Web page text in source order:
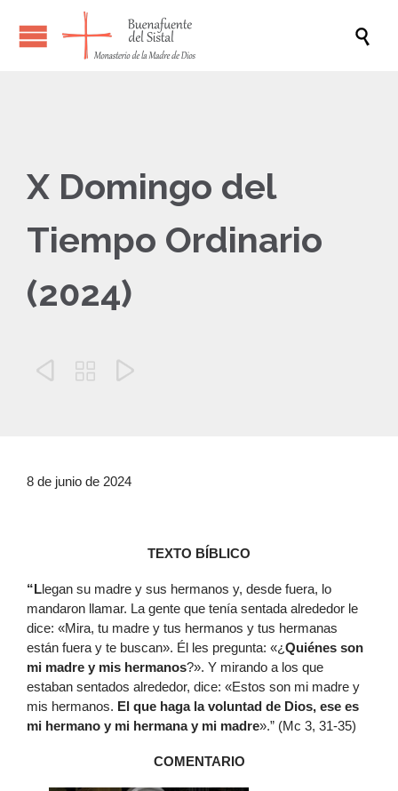

X Domingo del
Tiempo Ordinario
(2024)
  
8 de junio de 2024
TEXTO BÍBLICO
“Llegan su madre y sus hermanos y, desde fuera, lo
mandaron llamar. La gente que tenía sentada alrededor le
dice: «Mira, tu madre y tus hermanos y tus hermanas
están fuera y te buscan». Él les pregunta: «¿Quiénes son
mi madre y mis hermanos?». Y mirando a los que
estaban sentados alrededor, dice: «Estos son mi madre y
mis hermanos. El que haga la voluntad de Dios, ese es
mi hermano y mi hermana y mi madre».” (Mc 3, 31-35)
COMENTARIO